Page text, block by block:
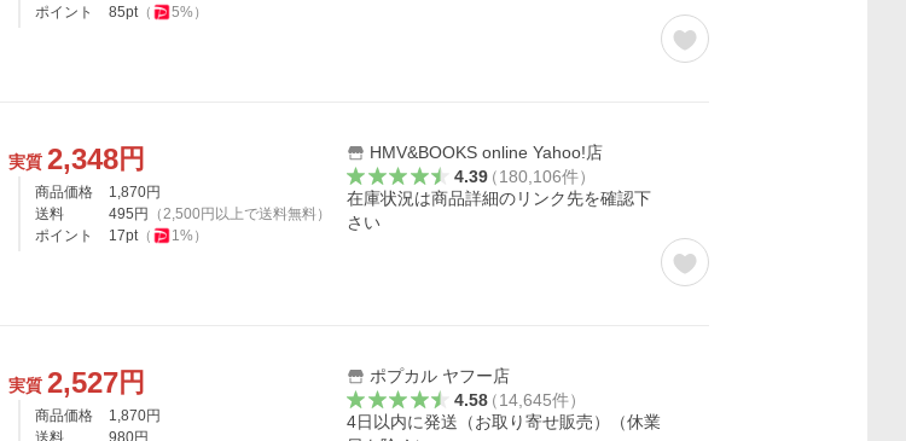
ポイント
85pt（ 5%）
実質 2,348円
商品価格 1,870円
送料
495 円 （2,500 円以上で送料無料）
ポイント
17pt（ 1%）
HMV&BOOKS online Yahoo!店
4.39（180,106件）
在庫状況は商品詳細のリンク先を確認下
さい
実質 2,527円
商品価格 1,870円
送料
980円
ポプカル ヤフー店
4.58（14,645件）
4日以内に発送（お取り寄せ販売）（休業